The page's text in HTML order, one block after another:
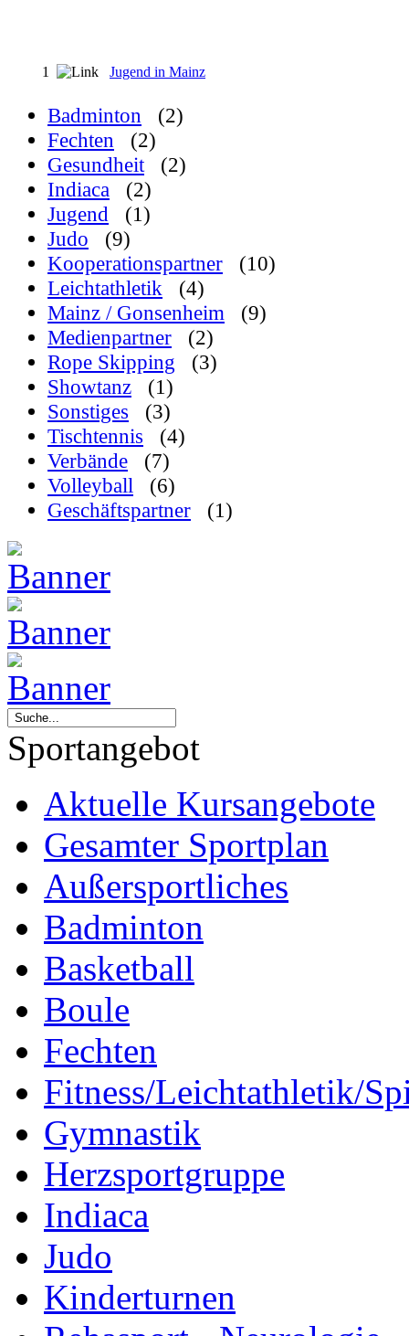
1 Jugend in Mainz
Badminton
(2)
Fechten
(2)
Gesundheit
(2)
Indiaca
(2)
Jugend
(1)
Judo
(9)
Kooperationspartner
(10)
Leichtathletik
(4)
Mainz / Gonsenheim
(9)
Medienpartner
(2)
Rope Skipping
(3)
Showtanz
(1)
Sonstiges
(3)
Tischtennis
(4)
Verbände
(7)
Volleyball
(6)
Geschäftspartner
(1)
Sportangebot
Aktuelle Kursangebote
Gesamter Sportplan
Außersportliches
Badminton
Basketball
Boule
Fechten
Fitness/Leichtathletik/
Gymnastik
Herzsportgruppe
Indiaca
Judo
Kinderturnen